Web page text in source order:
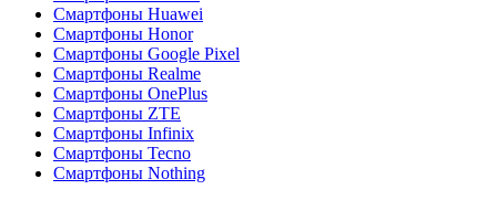
Смартфоны Huawei
Смартфоны Honor
Смартфоны Google Pixel
Смартфоны Realme
Смартфоны OnePlus
Смартфоны ZTE
Смартфоны Infinix
Смартфоны Tecno
Смартфоны Nothing